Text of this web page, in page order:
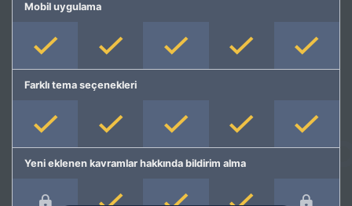
Mobil uygulama
Farklı tema seçenekleri
Yeni eklenen kavramlar hakkında bildirim alma